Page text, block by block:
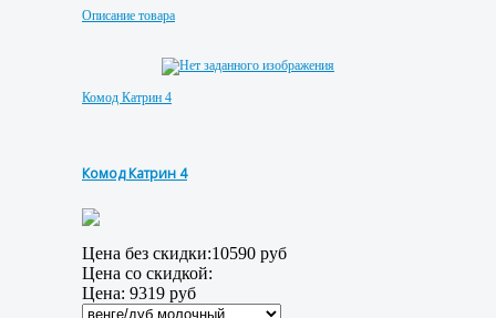
Описание товара
Комод Катрин 4
Комод Катрин 4
Цена без скидки:10590 руб
Цена со скидкой:
Цена: 9319 руб